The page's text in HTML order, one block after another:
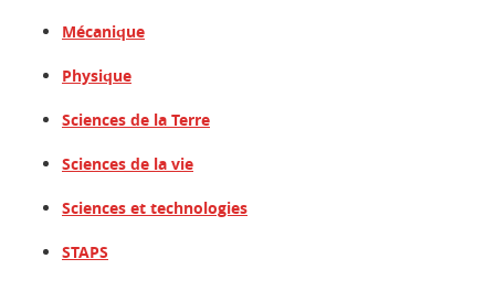
Mécanique
Physique
Sciences de la Terre
Sciences de la vie
Sciences et technologies
STAPS